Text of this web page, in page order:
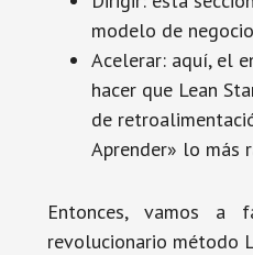
modelo de
Acelerar: aquí, el
hacer que Lean
de
Aprender» lo más
Entonces, vamos a
revolucionario método